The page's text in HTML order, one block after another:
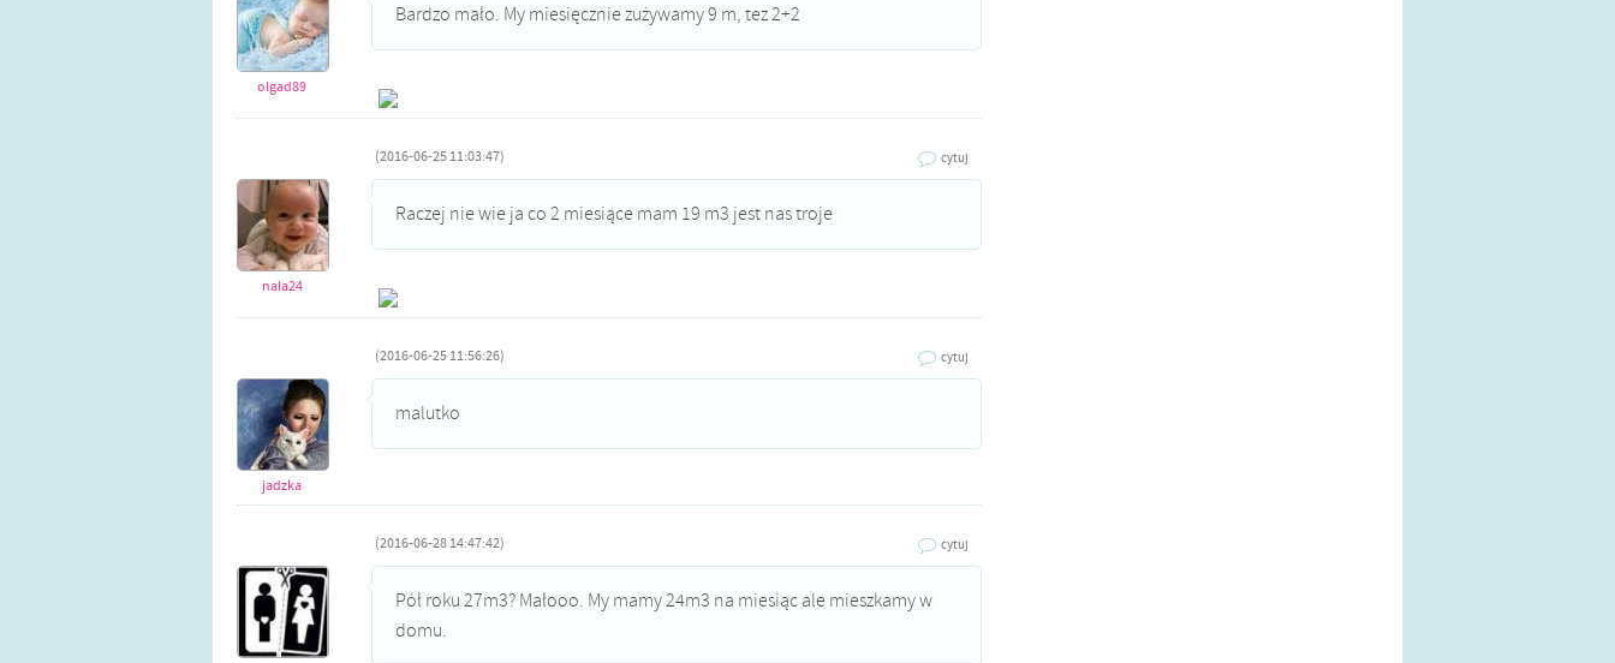
olgad89
Bardzo mało. My miesięcznie zużywamy 9 m, tez 2+2
(2016-06-25 11:03:47) cytuj
nala24
Raczej nie wie ja co 2 miesiące mam 19 m3 jest nas troje
(2016-06-25 11:56:26) cytuj
jadzka
malutko
(2016-06-28 14:47:42) cytuj
Pół roku 27m3? Małooo. My mamy 24m3 na miesiąc ale mieszkamy w
domu.